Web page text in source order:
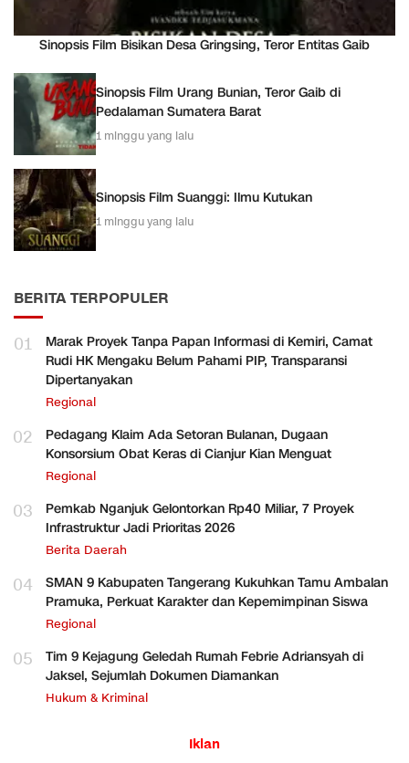
Sinopsis Film Bisikan Desa Gringsing, Teror Entitas Gaib
Sinopsis Film Urang Bunian, Teror Gaib di
Pedalaman Sumatera Barat
1 minggu yang lalu
Sinopsis Film Suanggi: Ilmu Kutukan
1 minggu yang lalu
BERITA TERPOPULER
01
Marak Proyek Tanpa Papan Informasi di Kemiri, Camat
Rudi HK Mengaku Belum Pahami PIP, Transparansi
Dipertanyakan
Regional
02
Pedagang Klaim Ada Setoran Bulanan, Dugaan
Konsorsium Obat Keras di Cianjur Kian Menguat
Regional
03
Pemkab Nganjuk Gelontorkan Rp40 Miliar, 7 Proyek
Infrastruktur Jadi Prioritas 2026
Berita Daerah
04
SMAN 9 Kabupaten Tangerang Kukuhkan Tamu Ambalan
Pramuka, Perkuat Karakter dan Kepemimpinan Siswa
Regional
05
Tim 9 Kejagung Geledah Rumah Febrie Adriansyah di
Jaksel, Sejumlah Dokumen Diamankan
Hukum & Kriminal
Iklan